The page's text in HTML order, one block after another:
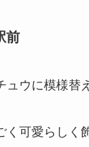
前
ュウに模様替え
く可愛らしく